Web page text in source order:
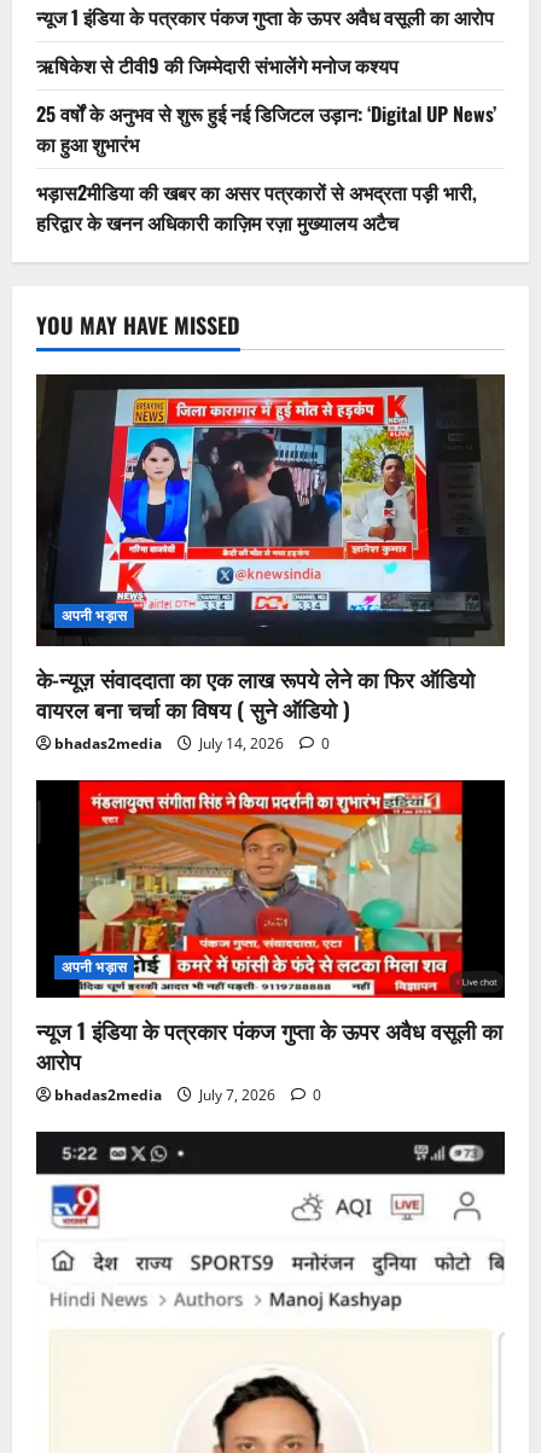
न्यूज 1 इंडिया के पत्रकार पंकज गुप्ता के ऊपर अवैध वसूली का आरोप
ऋषिकेश से टीवी9 की जिम्मेदारी संभालेंगे मनोज कश्यप
25 वर्षों के अनुभव से शुरू हुई नई डिजिटल उड़ान: ‘Digital UP News’
का हुआ शुभारंभ
भड़ास2मीडिया की खबर का असर पत्रकारों से अभद्रता पड़ी भारी,
हरिद्वार के खनन अधिकारी काज़िम रज़ा मुख्यालय अटैच
YOU MAY HAVE MISSED
अपनी भड़ास
के-न्यूज़ संवाददाता का एक लाख रूपये लेने का फिर ऑडियो
वायरल बना चर्चा का विषय ( सुने ऑडियो )
bhadas2media July 14, 2026 0
अपनी भड़ास
न्यूज 1 इंडिया के पत्रकार पंकज गुप्ता के ऊपर अवैध वसूली का
आरोप
bhadas2media July 7, 2026 0